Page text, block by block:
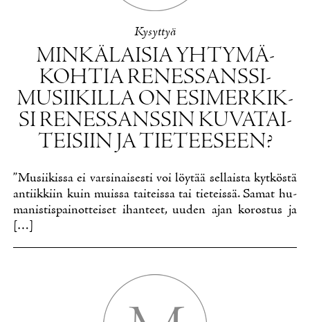
Ky­syt­tyä
MIN­KÄ­LAI­SIA YH­TY­MÄ­
KOH­TIA RE­NES­SANS­SI­
MUSII­KIL­LA ON ESI­MER­KIK­
SI RE­NES­SANS­SIN KU­VA­TAI­
TEI­SIIN JA TIE­TEE­SEEN?
”Musii­kis­sa ei var­si­nai­ses­ti voi löy­tää sel­lais­ta kyt­kös­tä
an­tiik­kiin kuin muis­sa tai­teis­sa tai tie­teis­sä. Sa­mat hu­
ma­nis­tis­pai­not­tei­set ihan­teet, uu­den ajan ko­ros­tus ja
[…]